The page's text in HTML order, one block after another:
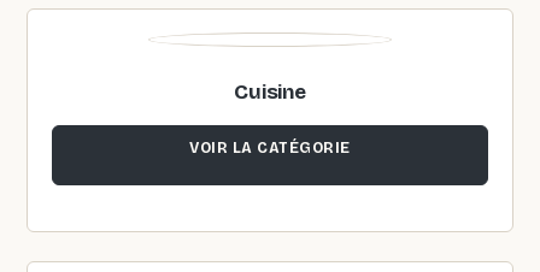
Cuisine
VOIR LA CATÉGORIE